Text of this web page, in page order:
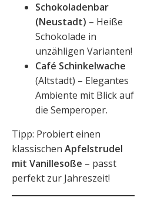
Schokoladenbar
(Neustadt) – Heiße
Schokolade in
unzähligen Varianten!
Café Schinkelwache
(Altstadt) – Elegantes
Ambiente mit Blick auf
die Semperoper.
Tipp: Probiert einen
klassischen Apfelstrudel
mit Vanillesoße – passt
perfekt zur Jahreszeit!